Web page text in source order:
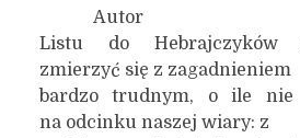
Autor
Listu do Hebrajczyków
zmierzyć się z zagadnieniem
bardzo trudnym, o ile nie
na odcinku naszej wiary: z